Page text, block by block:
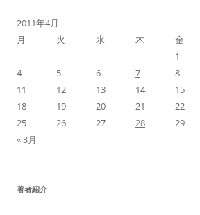
2011年4月
月
火 水 木 金
1
4
5 6 7 8
11
12 13 14 15
18
19 20 21 22
25
26 27 28 29
« 3月
著者紹介